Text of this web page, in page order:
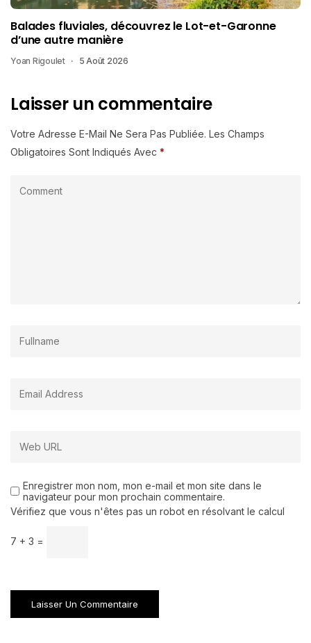
Balades fluviales, découvrez le Lot-et-Garonne
d’une autre manière
Yoan Rigoulet 5 Août 2026
Laisser un commentaire
Votre Adresse E-Mail Ne Sera Pas Publiée. Les Champs
Obligatoires Sont Indiqués Avec *
Enregistrer mon nom, mon e-mail et mon site dans le
navigateur pour mon prochain commentaire.
Vérifiez que vous n'êtes pas un robot en résolvant le calcul
7 + 3 =